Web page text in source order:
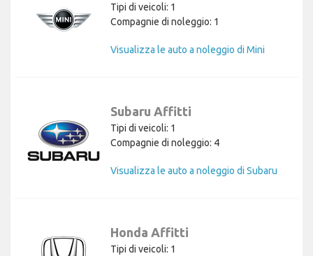
Tipi di veicoli: 1
Compagnie di noleggio: 1
Visualizza le auto a noleggio di Mini
Subaru Affitti
Tipi di veicoli: 1
Compagnie di noleggio: 4
Visualizza le auto a noleggio di Subaru
Honda Affitti
Tipi di veicoli: 1